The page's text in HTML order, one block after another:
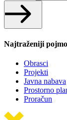
Najtraženiji
Obrasci
Projekti
Javna nabava
Prostorno
Proračun